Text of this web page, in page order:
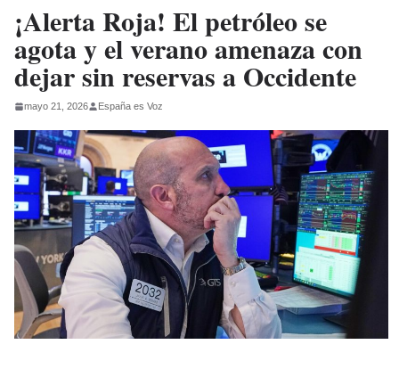
¡Alerta Roja! El petróleo se
agota y el verano amenaza con
dejar sin reservas a Occidente
mayo 21, 2026 España es Voz